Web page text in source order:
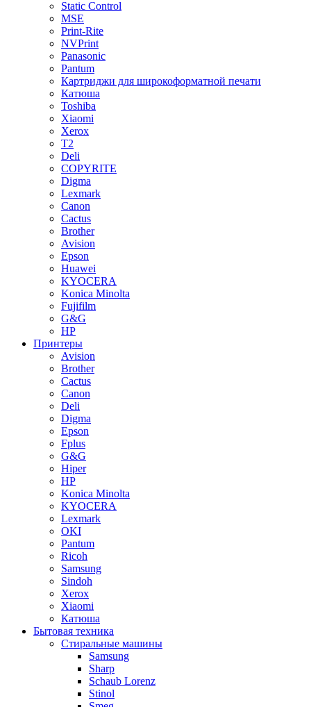
Static Control
MSE
Print-Rite
NVPrint
Panasonic
Pantum
Картриджи для широкоформатной печати
Катюша
Toshiba
Xiaomi
Xerox
T2
Deli
COPYRITE
Digma
Lexmark
Canon
Cactus
Brother
Avision
Epson
Huawei
KYOCERA
Konica Minolta
Fujifilm
G&G
HP
Принтеры
Avision
Brother
Cactus
Canon
Deli
Digma
Epson
Fplus
G&G
Hiper
HP
Konica Minolta
KYOCERA
Lexmark
OKI
Pantum
Ricoh
Samsung
Sindoh
Xerox
Xiaomi
Катюша
Бытовая техника
Стиральные машины
Samsung
Sharp
Schaub Lorenz
Stinol